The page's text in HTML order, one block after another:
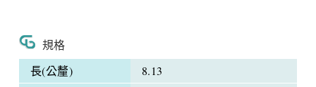
規格
長(公釐)
8.13